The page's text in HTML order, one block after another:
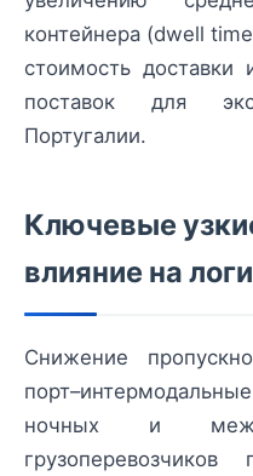
контейнера (dwell
стоимость доставки
поставок для
Португалии.
Ключевые
влияние на
Снижение
ночных и